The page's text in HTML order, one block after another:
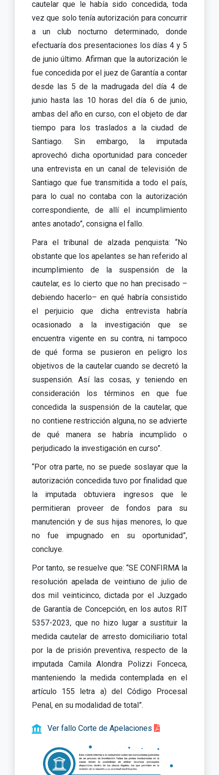
cautelar que le había sido concedida, toda
vez que solo tenía autorización para concurrir
a un club nocturno determinado, donde
efectuaría dos presentaciones los días 4 y 5
de junio último. Afirman que la autorización le
fue concedida por el juez de Garantía a contar
desde las 5 de la madrugada del día 4 de
junio hasta las 10 horas del día 6 de junio,
ambas del año en curso, con el objeto de dar
tiempo para los traslados a la ciudad de
Santiago. Sin embargo, la imputada
aprovechó dicha oportunidad para conceder
una entrevista en un canal de televisión de
Santiago que fue transmitida a todo el país,
para lo cual no contaba con la autorización
correspondiente, de allí el incumplimiento
antes anotado”, consigna el fallo.
Para el tribunal de alzada penquista: “No
obstante que los apelantes se han referido al
incumplimiento de la suspensión de la
cautelar, es lo cierto que no han precisado –
debiendo hacerlo– en qué habría consistido
el perjuicio que dicha entrevista habría
ocasionado a la investigación que se
encuentra vigente en su contra, ni tampoco
de qué forma se pusieron en peligro los
objetivos de la cautelar cuando se decretó la
suspensión. Así las cosas, y teniendo en
consideración los términos en que fue
concedida la suspensión de la cautelar, que
no contiene restricción alguna, no se advierte
de qué manera se habría incumplido o
perjudicado la investigación en curso”.
“Por otra parte, no se puede soslayar que la
autorización concedida tuvo por finalidad que
la imputada obtuviera ingresos que le
permitieran proveer de fondos para su
manutención y de sus hijas menores, lo que
no fue impugnado en su oportunidad”,
concluye.
Por tanto, se resuelve que: “SE CONFIRMA la
resolución apelada de veintiuno de julio de
dos mil veinticinco, dictada por el Juzgado
de Garantía de Concepción, en los autos RIT
5357-2023, que no hizo lugar a sustituir la
medida cautelar de arresto domiciliario total
por la de prisión preventiva, respecto de la
imputada Camila Alondra Polizzi Fonceca,
manteniendo la medida contemplada en el
artículo 155 letra a) del Código Procesal
Penal, en su modalidad de total”.
Ver fallo Corte de Apelaciones